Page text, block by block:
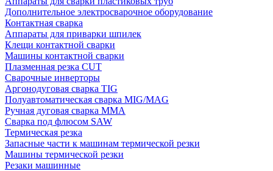
Дополнительное электросварочное оборудование
Контактная сварка
Аппараты для приварки шпилек
Клещи контактной сварки
Машины контактной сварки
Плазменная резка CUT
Сварочные инверторы
Аргонодуговая сварка TIG
Полуавтоматическая сварка MIG/MAG
Ручная дуговая сварка MMA
Сварка под флюсом SAW
Термическая резка
Запасные части к машинам термической резки
Машины термической резки
Резаки машинные